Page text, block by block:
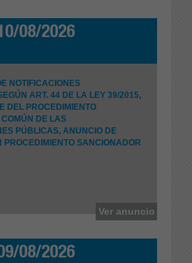
08/2026
NOTIFICACIONES
ART. 44 DE LA LEY 39/2015,
DEL PROCEDIMIENTO
DE LAS
PÚBLICAS, ANUNCIO DE
PROCEDIMIENTO SANCIONADOR
Ver anuncio
08/2026